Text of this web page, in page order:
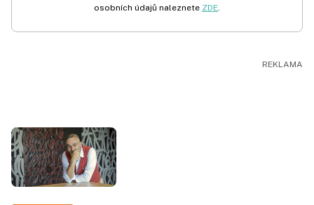
osobních údajů naleznete ZDE.